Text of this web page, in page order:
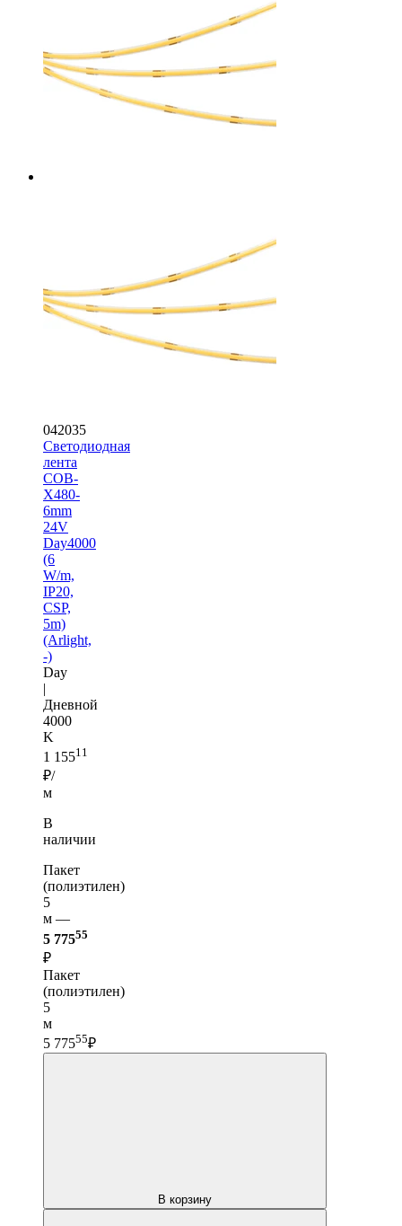
042035
Светодиодная
лента
COB-
X480-
6mm
24V
Day4000
(6
W/m,
IP20,
CSP,
5m)
(Arlight,
-)
Day
|
Дневной
4000
K
1 15511
₽/
м
В
наличии
Пакет
(полиэтилен)
5
м —
5 77555
₽
Пакет
(полиэтилен)
5
м
5 77555₽
В корзину